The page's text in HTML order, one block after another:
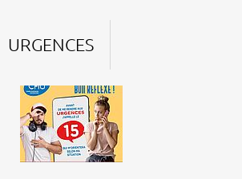
URGENCES